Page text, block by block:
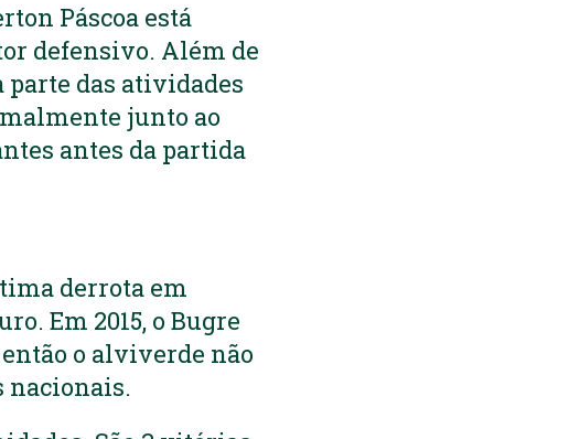
Páscoa está
defensivo. Além de
parte das atividades
junto ao
antes da partida
derrota em
Em 2015, o Bugre
o alviverde não
nacionais.